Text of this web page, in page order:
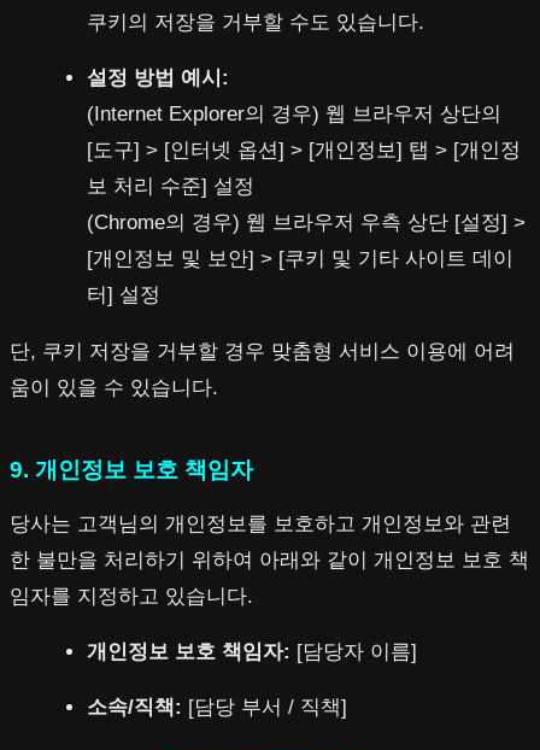
쿠키의 저장을 거부할 수도 있습니다.
설정 방법 예시:
(Internet Explorer의 경우) 웹 브라우저 상단의
[도구] > [인터넷 옵션] > [개인정보] 탭 > [개인정
보 처리 수준] 설정
(Chrome의 경우) 웹 브라우저 우측 상단 [설정] >
[개인정보 및 보안] > [쿠키 및 기타 사이트 데이
터] 설정
단, 쿠키 저장을 거부할 경우 맞춤형 서비스 이용에 어려
움이 있을 수 있습니다.
9. 개인정보 보호 책임자
당사는 고객님의 개인정보를 보호하고 개인정보와 관련
한 불만을 처리하기 위하여 아래와 같이 개인정보 보호 책
임자를 지정하고 있습니다.
개인정보 보호 책임자: [담당자 이름]
소속/직책: [담당 부서 / 직책]